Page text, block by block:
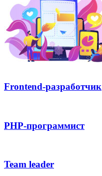
Frontend-разработчик
PHP-программист
Team leader